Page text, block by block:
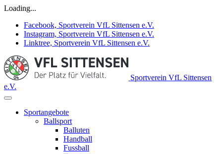
Loading...
Facebook, Sportverein VfL Sittensen e.V.
Instagram, Sportverein VfL Sittensen e.V.
Linktree, Sportverein VfL Sittensen e.V.
Sportverein VfL Sittensen
e.V.
Sportangebote
Ballsport
Balluten
Handball
Fussball